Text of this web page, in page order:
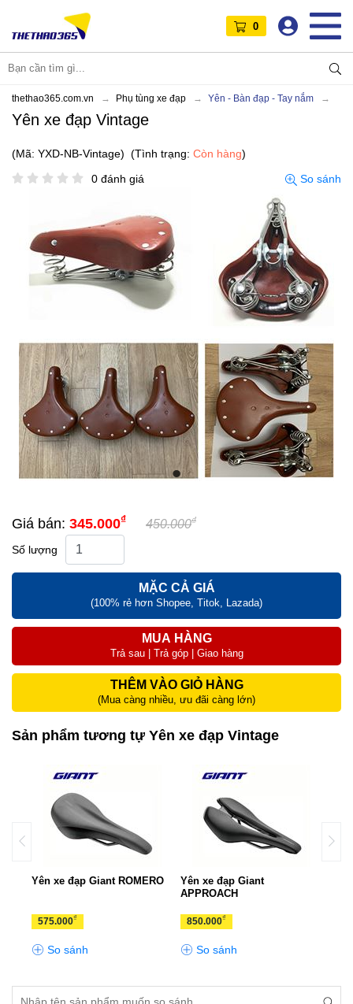
0
thethao365.com.vn Phụ tùng xe đạp Yên - Bàn đạp - Tay nắm
Yên xe đạp Vintage
(Mã: YXD-NB-Vintage) (Tình trạng: Còn hàng)
0 đánh giá
So sánh
Giá bán: 345.000₫ 450.000₫
Số lượng
MẶC CẢ GIÁ
(100% rẻ hơn Shopee, Titok, Lazada)
MUA HÀNG
Trả sau | Trả góp | Giao hàng
THÊM VÀO GIỎ HÀNG
(Mua càng nhiều, ưu đãi càng lớn)
Sản phẩm tương tự Yên xe đạp Vintage
Yên xe đạp Giant ROMERO
575.000₫
So sánh
Yên xe đạp Giant
APPROACH
850.000₫
So sánh